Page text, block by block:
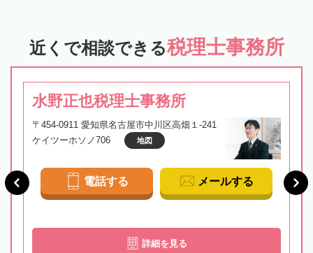
近くで相談できる税理士事務所
水野正也税理士事務所
〒454-0911 愛知県名古屋市中川区高畑１-241
ケイツーホソノ706
地図
電話する メールする
詳細を見る